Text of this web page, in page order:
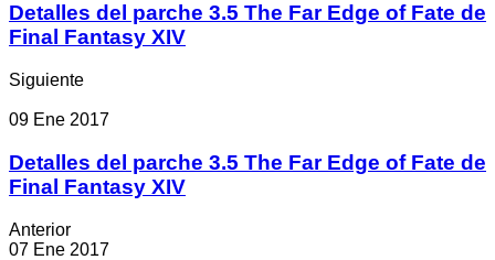
Detalles del parche 3.5 The Far Edge of Fate de
Final Fantasy XIV
Siguiente
09 Ene 2017
Detalles del parche 3.5 The Far Edge of Fate de
Final Fantasy XIV
Anterior
07 Ene 2017